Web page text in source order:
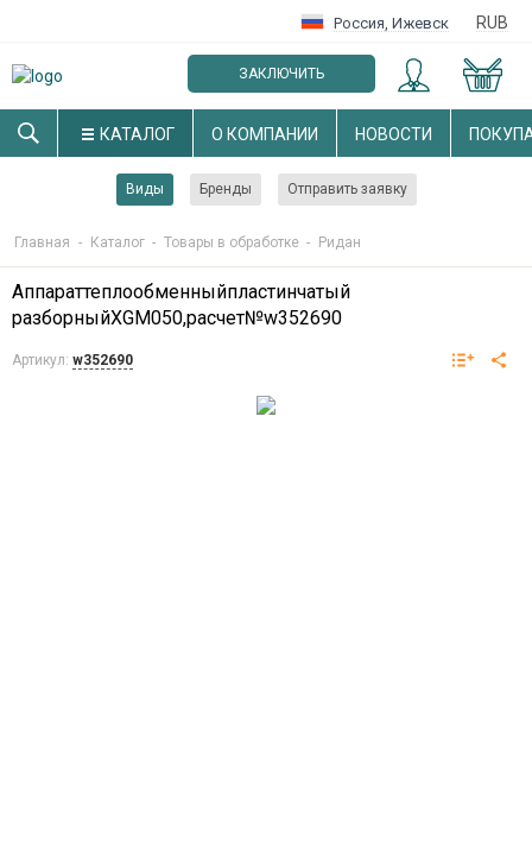
Россия, Ижевск RUB
ЗАКЛЮЧИТЬ
ОПТОВЫЙ ДОГОВОР
КАТАЛОГ О КОМПАНИИ НОВОСТИ
Виды Бренды Отправить заявку
Главная - Каталог - Товары в обработке - Ридан
Аппараттеплообменныйпластинчатый
разборныйXGM050,расчет№w352690
Артикул: w352690